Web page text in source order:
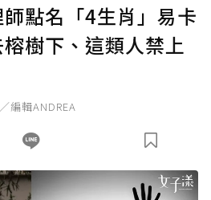
確認送出
數：0點；前往 購買點數
點名「4生肖」易卡
樹下、這類人禁上
編輯ANDREA